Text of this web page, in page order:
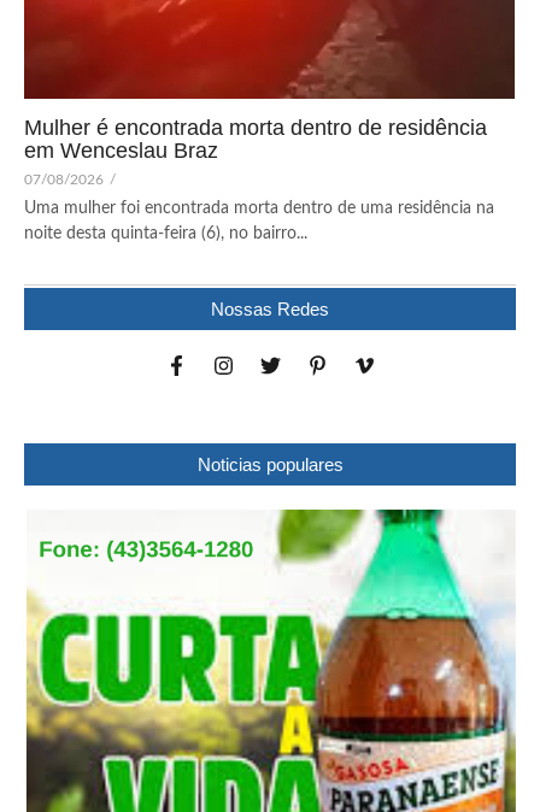
Mulher é encontrada morta dentro de residência
em Wenceslau Braz
07/08/2026 /
Uma mulher foi encontrada morta dentro de uma residência na
noite desta quinta-feira (6), no bairro...
Nossas Redes
Noticias populares